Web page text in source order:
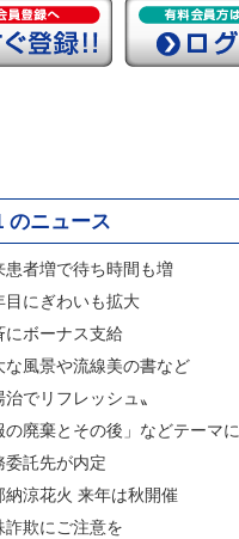
のニュース
患者増で待ち時間も増
目にぎわいも拡大
にボーナス支給
な風景や流線美の書など
治でリフレッシュ〟
の廃棄とその後」などテーマに
委託先が内定
納涼花火 来年は秋開催
詐欺にご注意を